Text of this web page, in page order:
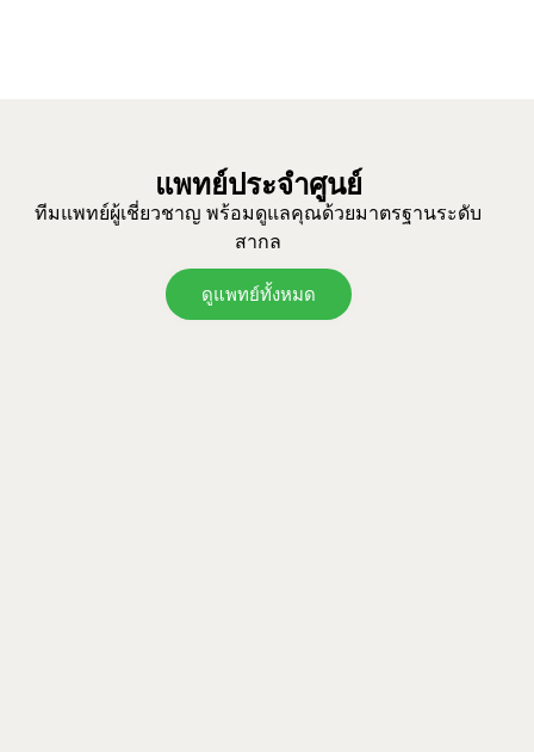
แพทย์ประจำศูนย์
ทีมแพทย์ผู้เชี่ยวชาญ พร้อมดูแลคุณด้วยมาตรฐานระดับ
สากล
ดูแพทย์ทั้งหมด